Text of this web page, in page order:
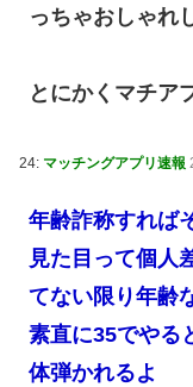
っちゃおしゃれ
とにかくマチア
24: マッチングアプリ速報
年齢詐称すれば
見た目って個人
てない限り年齢
素直に35でやる
体弾かれるよ